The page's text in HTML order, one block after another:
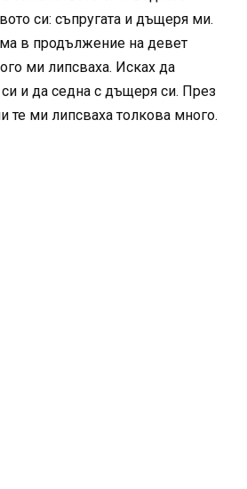
си: съпругата и дъщеря ми.
в продължение на девет
ми липсваха. Исках да
си и да седна с дъщеря си. През
те ми липсваха толкова много.